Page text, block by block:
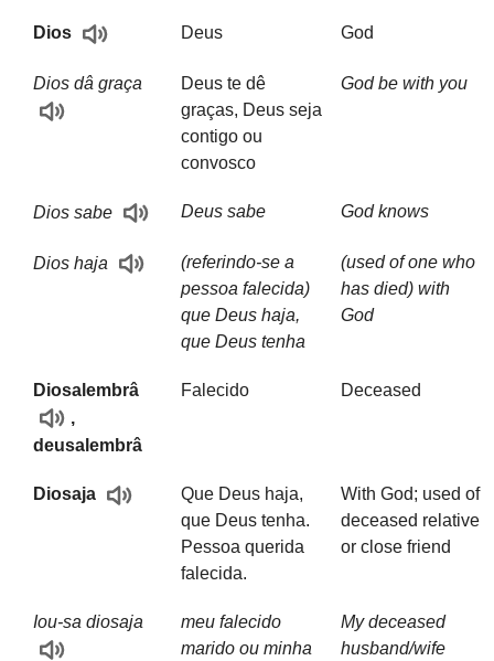
Dios Deus God
Dios dâ graça
Deus te dê
graças, Deus seja
contigo ou
convosco
God be with you
Dios sabe Deus sabe God knows
Dios haja
(referindo-se a
pessoa falecida)
que Deus haja,
que Deus tenha
(used of one who
has died) with
God
Diosalembrâ
,
deusalembrâ
Falecido Deceased
Diosaja
Que Deus haja,
que Deus tenha.
Pessoa querida
falecida.
With God; used of
deceased relative
or close friend
Iou-sa diosaja
meu falecido
marido ou minha
My deceased
husband/wife